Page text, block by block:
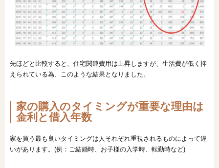
先ほどと比較すると、住宅関連費用は上昇しますが、生活費が低く抑
えられている為、このような結果となりました。
家の購入のタイミングが重要な理由は
金利と借入年数
家を買う最も良いタイミングは人それぞれ重視されるものによって違
いがあります。(例：ご結婚時、お子様の入学時、転勤時など)